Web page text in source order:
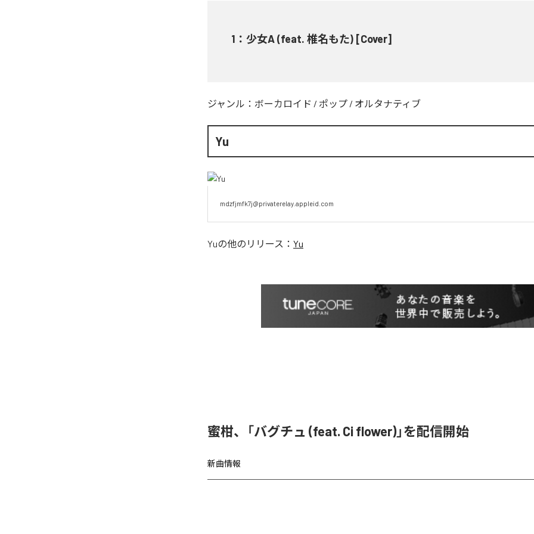
1 ： 少女A (feat. 椎名もた) [Cover]
ジャンル： ボーカロイド / ポップ / オルタナティブ
Yu
mdzfjmfk7j@privaterelay.appleid.com
Yuの他のリリース： Yu
蜜柑、「バグチュ (feat. Ci flower)」を配信開始
新曲情報